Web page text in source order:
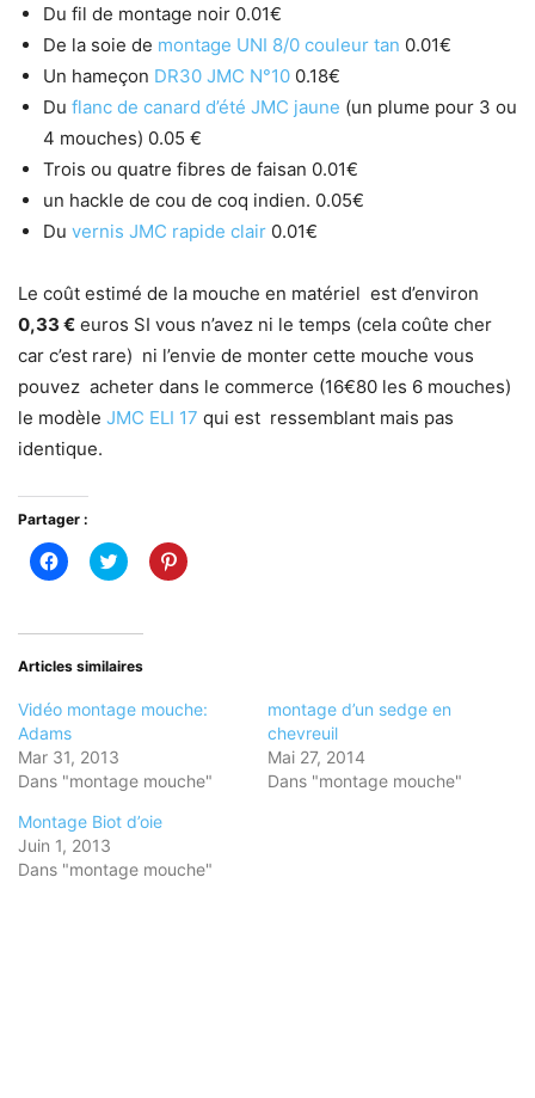
Du fil de montage noir 0.01€
De la soie de montage UNI 8/0 couleur tan 0.01€
Un hameçon DR30 JMC N°10 0.18€
Du flanc de canard d’été JMC jaune (un plume pour 3 ou
4 mouches) 0.05 €
Trois ou quatre fibres de faisan 0.01€
un hackle de cou de coq indien. 0.05€
Du vernis JMC rapide clair 0.01€
Le coût estimé de la mouche en matériel est d’environ
0,33 € euros SI vous n’avez ni le temps (cela coûte cher
car c’est rare) ni l’envie de monter cette mouche vous
pouvez acheter dans le commerce (16€80 les 6 mouches)
le modèle JMC ELI 17 qui est ressemblant mais pas
identique.
Partager :
Cliquez
pour
dans
nouvelle
Cliquez
pour
dans
nouvelle
Cliquez
pour
Articles similaires
Vidéo montage mouche:
Adams
Mar 31, 2013
Dans "montage mouche"
montage d’un sedge en
chevreuil
Mai 27, 2014
Dans "montage mouche"
Montage Biot d’oie
Juin 1, 2013
Dans "montage mouche"